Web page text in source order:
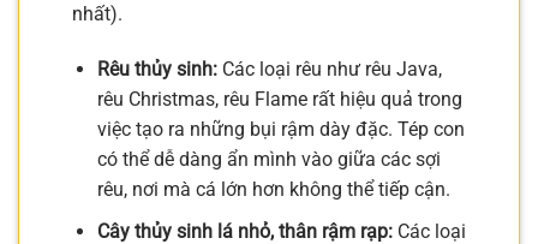
nhất).
Rêu thủy sinh:Các loại rêu như rêu Java,
rêu Christmas, rêu Flame rất hiệu quả trong
việc tạo ra những bụi rậm dày đặc. Tép con
có thể dễ dàng ẩn mình vào giữa các sợi
rêu, nơi mà cá lớn hơn không thể tiếp cận.
Cây thủy sinh lá nhỏ, thân rậm rạp:Các loại